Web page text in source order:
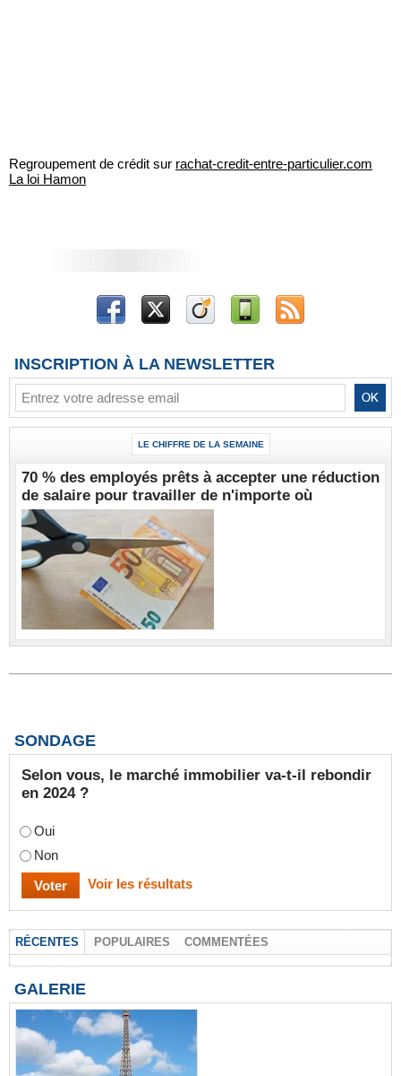
Regroupement de crédit sur rachat-credit-entre-particulier.com
La loi Hamon
INSCRIPTION À LA NEWSLETTER
LE CHIFFRE DE LA SEMAINE
70 % des employés prêts à accepter une réduction
de salaire pour travailler de n'importe où
SONDAGE
Selon vous, le marché immobilier va-t-il rebondir
en 2024 ?
Oui
Non
Voir les résultats
RÉCENTES POPULAIRES COMMENTÉES
GALERIE